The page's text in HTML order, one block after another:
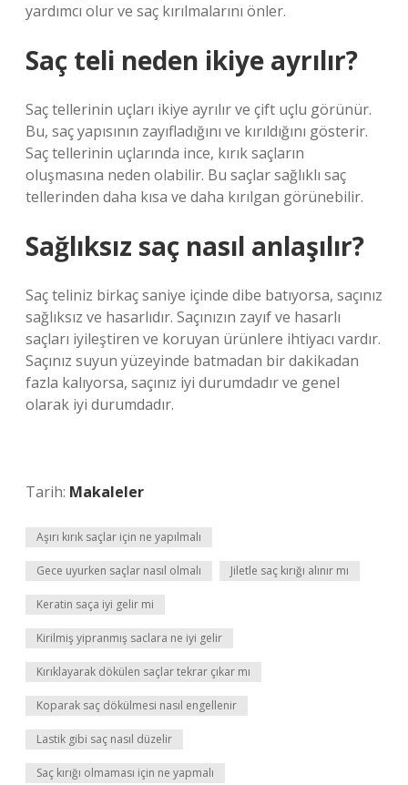
yardımcı olur ve saç kırılmalarını önler.
Saç teli neden ikiye ayrılır?
Saç tellerinin uçları ikiye ayrılır ve çift uçlu görünür.
Bu, saç yapısının zayıfladığını ve kırıldığını gösterir.
Saç tellerinin uçlarında ince, kırık saçların
oluşmasına neden olabilir. Bu saçlar sağlıklı saç
tellerinden daha kısa ve daha kırılgan görünebilir.
Sağlıksız saç nasıl anlaşılır?
Saç teliniz birkaç saniye içinde dibe batıyorsa, saçınız
sağlıksız ve hasarlıdır. Saçınızın zayıf ve hasarlı
saçları iyileştiren ve koruyan ürünlere ihtiyacı vardır.
Saçınız suyun yüzeyinde batmadan bir dakikadan
fazla kalıyorsa, saçınız iyi durumdadır ve genel
olarak iyi durumdadır.
Tarih: Makaleler
Aşırı kırık saçlar için ne yapılmalı
Gece uyurken saçlar nasıl olmalı Jiletle saç kırığı alınır mı
Keratin saça iyi gelir mi
Kirilmiş yipranmış saclara ne iyi gelir
Kırıklayarak dökülen saçlar tekrar çıkar mı
Koparak saç dökülmesi nasıl engellenir
Lastik gibi saç nasıl düzelir
Saç kırığı olmaması için ne yapmalı